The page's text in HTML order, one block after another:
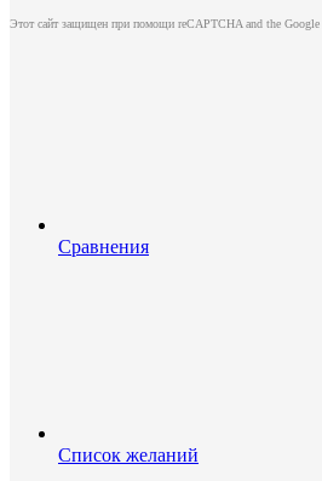
Этот сайт защищен при помощи reCAPTCHA and the Google
Сравнения
Список желаний